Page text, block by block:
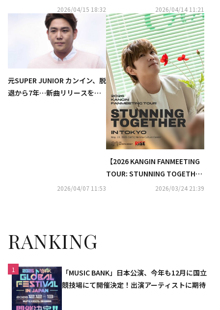
N」を本日リリース＆MV公開
2026/04/15 18:32 「異変に気づき通報」2026/04/14 11:21
元SUPER JUNIOR カンイン、脱
退から7年…新曲リリースを発
2026/04/07 11:53
【2026 KANGIN FANMEETING
TOUR: STUNNING TOGETHER
in TOKYO】開催決定！2026/03/24 21:39
RANKING
1
「MUSIC BANK」日本公演、今年も12月に国立
競技場にて開催決定！出演アーティストに期待